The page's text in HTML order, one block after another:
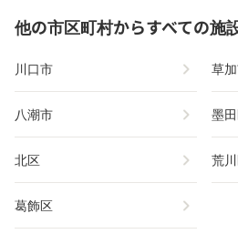
他の市区町村からすべての施
川口市 chevron_right 草
八潮市 chevron_right 墨
北区 chevron_right 荒
葛飾区 chevron_right